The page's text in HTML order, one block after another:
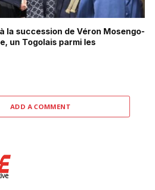
la succession de Véron Mosengo-
un Togolais parmi les
ADD A COMMENT